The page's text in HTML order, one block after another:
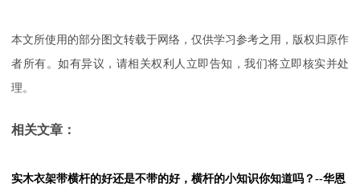
本文所使用的部分图文转载于网络，仅供学习参考之用，版权归原作
者所有。如有异议，请相关权利人立即告知，我们将立即核实并处
理。
相关文章：
实木衣架带横杆的好还是不带的好，横杆的小知识你知道吗？--华恩